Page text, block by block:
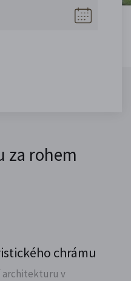
za rohem
chrámu
architekturu v